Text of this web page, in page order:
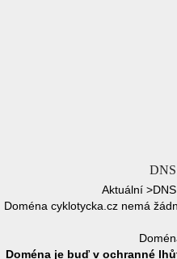
Aktuální
Doména cyklotycka.cz nemá
Doména je buď v ochranné